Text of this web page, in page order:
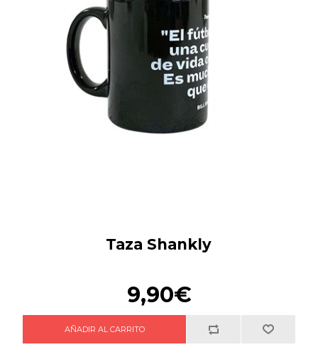
Taza Shankly
9,90€